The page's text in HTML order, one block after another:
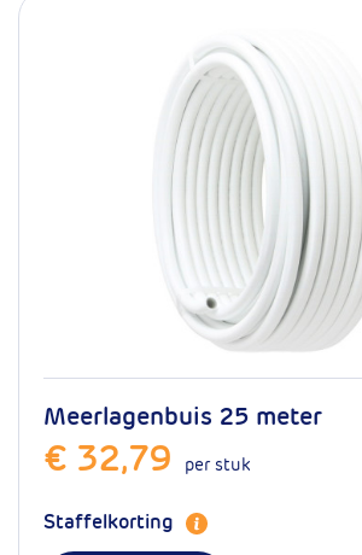
Meerlagenbuis 25 meter
€ 32,79 per stuk
Staffelkorting